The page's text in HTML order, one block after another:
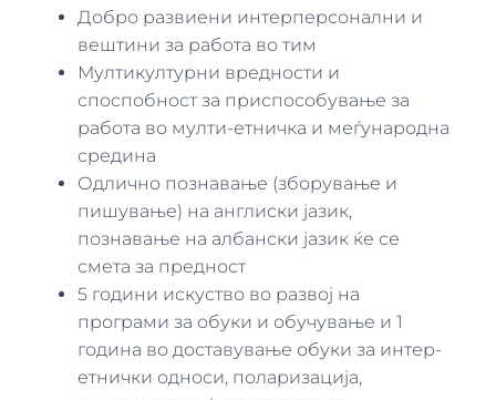
Добро развиени интерперсонални и
вештини за работа во тим
Мултикултурни вредности и
споспобност за приспособување за
работа во мулти-етничка и меѓународна
средина
Одлично познавање (зборување и
пишување) на англиски јазик,
познавање на албански јазик ќе се
смета за предност
5 години искуство во развој на
програми за обуки и обучување и 1
година во доставување обуки за интер-
етнички односи, поларизација,